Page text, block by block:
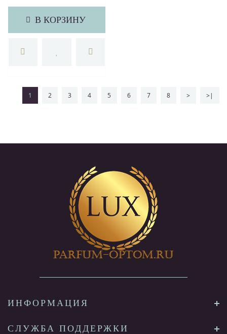
В КОРЗИНУ
1 2 3 4 5 6 7 8 > >|
ИНФОРМАЦИЯ
СЛУЖБА ПОДДЕРЖКИ